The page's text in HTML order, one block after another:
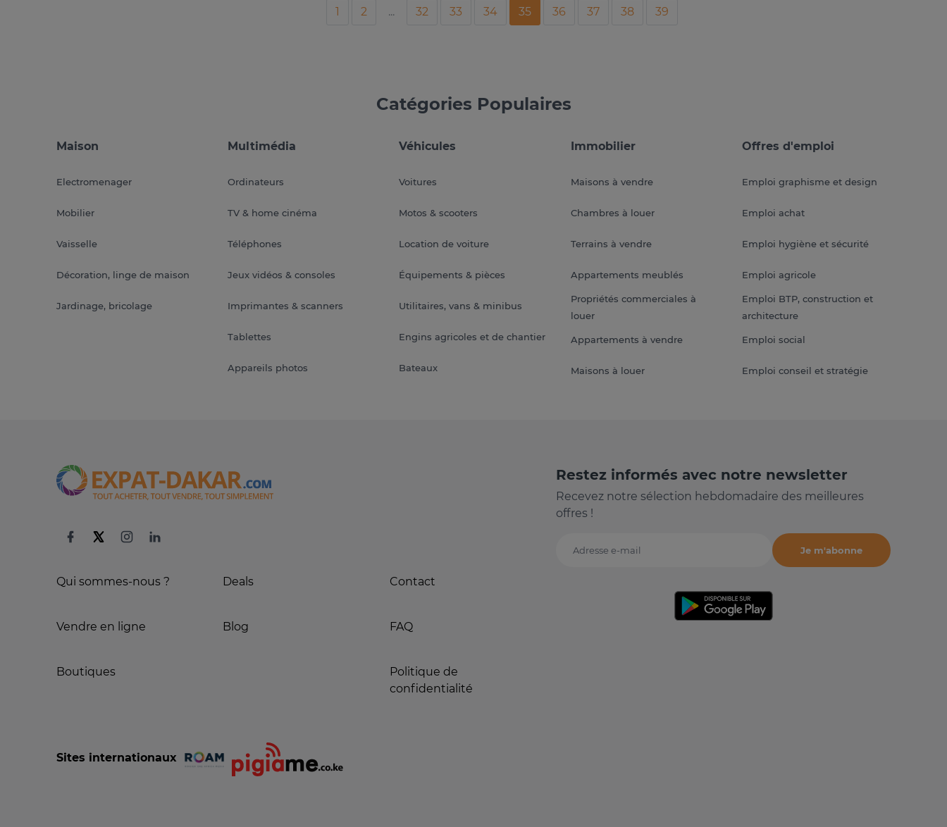
1 2 ... 32 33 34 35 36 37 38 39
Catégories Populaires
Maison
Electromenager
Mobilier
Vaisselle
Décoration, linge de maison
Jardinage, bricolage
Multimédia
Ordinateurs
TV & home cinéma
Téléphones
Jeux vidéos & consoles
Imprimantes & scanners
Tablettes
Appareils photos
Véhicules
Voitures
Motos & scooters
Location de voiture
Équipements & pièces
Utilitaires, vans & minibus
Engins agricoles et de chantier
Bateaux
Immobilier
Maisons à vendre
Chambres à louer
Terrains à vendre
Appartements meublés
Propriétés commerciales à
louer
Appartements à vendre
Maisons à louer
Offres d'emploi
Emploi graphisme et design
Emploi achat
Emploi hygiène et sécurité
Emploi agricole
Emploi BTP, construction et
architecture
Emploi social
Emploi conseil et stratégie
Qui sommes-nous ?
Vendre en ligne
Boutiques
Deals
Blog
Contact
FAQ
Politique de
confidentialité
Restez informés avec notre newsletter
Recevez notre sélection hebdomadaire des meilleures
offres !
Adresse e-mail
Je m'abonne
Sites internationaux